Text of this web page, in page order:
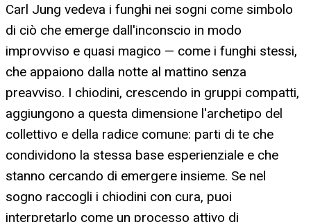
Carl Jung vedeva i funghi nei sogni come simbolo
di ciò che emerge dall'inconscio in modo
improvviso e quasi magico — come i funghi stessi,
che appaiono dalla notte al mattino senza
preavviso. I chiodini, crescendo in gruppi compatti,
aggiungono a questa dimensione l'archetipo del
collettivo e della radice comune: parti di te che
condividono la stessa base esperienziale e che
stanno cercando di emergere insieme. Se nel
sogno raccogli i chiodini con cura, puoi
interpretarlo come un processo attivo di